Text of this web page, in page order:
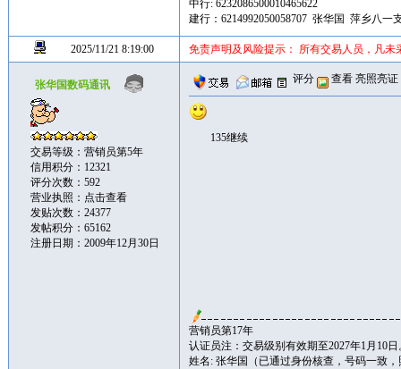
中行: 6232086500010465622
建行：6214992050058707 张华国 萍乡八一
2025/11/21 8:19:00 免责声明及风险提示： 所有交易人员，凡
张华国数码通讯
交易等级：营销员第5年
信用积分：12321
评分次数：592
营业执照： 点击查看
发贴次数：24377
发帖积分：65162
注册日期：2009年12月30日
评分 查看 亮照亮证
135继续
营销员第17年
认证员注：交易级别有效期至2027年1月10日
姓名: 张华国（已通过身份核查，号码一致